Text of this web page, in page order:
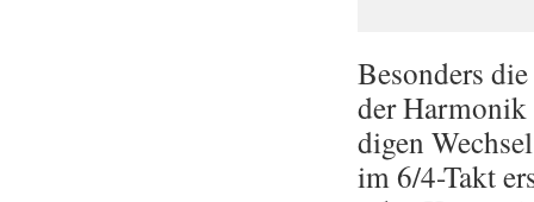
Be­son­ders
der
di­gen
im 6/4-Takt